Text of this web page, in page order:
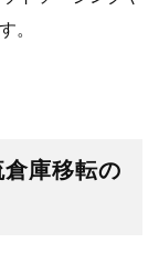
。
庫移転の